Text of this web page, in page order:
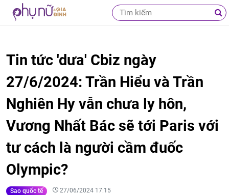
Tin tức 'dưa' Cbiz ngày
27/6/2024: Trần Hiểu và Trần
Nghiên Hy vẫn chưa ly hôn,
Vương Nhất Bác sẽ tới Paris với
tư cách là người cầm đuốc
Olympic?
Sao quốc tế 27/06/2024 17:15